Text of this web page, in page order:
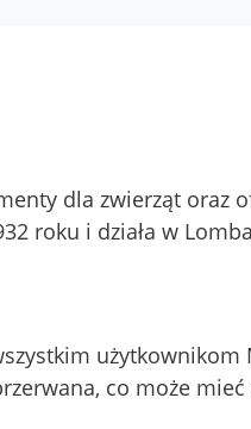
dla zwierząt oraz
roku i działa w
co może